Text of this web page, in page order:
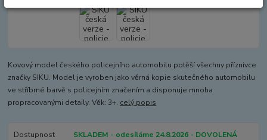
Kovový model českého policejního automobilu potěší všechny příznivce
značky SIKU. Model je vyroben jako věrná kopie skutečného automobilu
ve stříbrné barvě s policejním značením a disponuje mnoha
propracovanými detaily. Věk: 3+. celý popis
Dostupnost SKLADEM - odesíláme 24.8.2026 - DOVOLENÁ